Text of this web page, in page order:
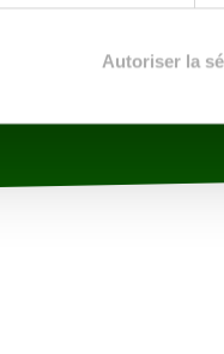
votre
Autoriser la